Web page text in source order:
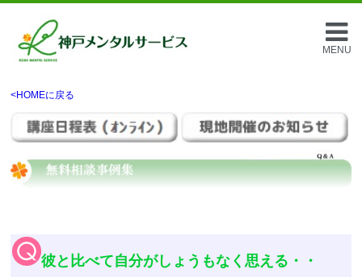
MENU
<HOMEに戻る
彼と比べて自分がしょうもなく思える・・